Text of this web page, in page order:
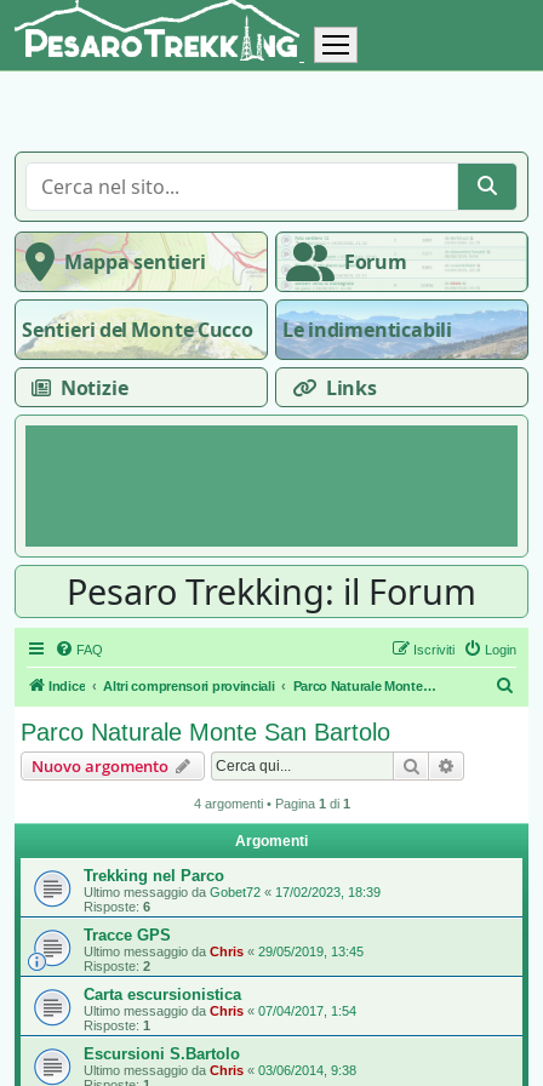
Pesaro Trekking: il Forum
FAQ Login
Iscriviti
Indice Altri comprensori provinciali Parco Naturale Monte San Bartolo
Parco Naturale Monte San Bartolo
Nuovo argomento Cerca
4 argomenti • Pagina 1 di 1
Argomenti
Trekking nel Parco
Ultimo messaggio da Gobet72 « 17/02/2023, 18:39
Risposte: 6
Tracce GPS
Ultimo messaggio da Chris « 29/05/2019, 13:45
Risposte: 2
Carta escursionistica
Ultimo messaggio da Chris « 07/04/2017, 1:54
Risposte: 1
Escursioni S.Bartolo
Ultimo messaggio da Chris « 03/06/2014, 9:38
Mappa sentieri Forum
Sentieri del Monte Cucco Le indimenticabili
Notizie Links